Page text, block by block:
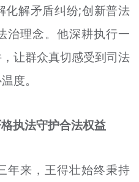
化解矛盾纠纷;创新普法
治理念。他深耕执行一
让群众真切感受到司法
度。
执法守护合法权益
来，王得壮始终秉持